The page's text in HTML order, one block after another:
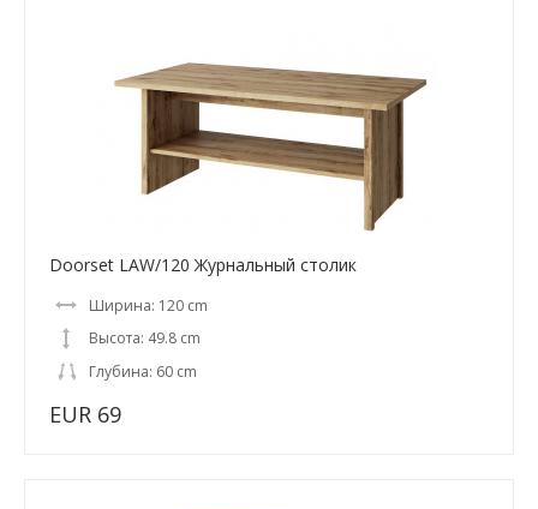
Doorset LAW/120 Журнальный столик
Ширина: 120 cm
Высота: 49.8 cm
Глубина: 60 cm
EUR 69